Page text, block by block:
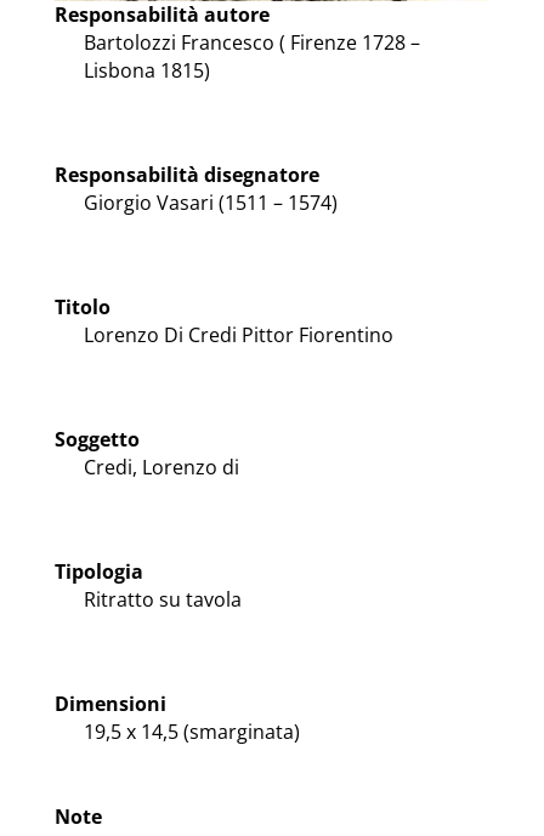
Responsabilità autore
Bartolozzi Francesco ( Firenze 1728 –
Lisbona 1815)
Responsabilità disegnatore
Giorgio Vasari (1511 – 1574)
Titolo
Lorenzo Di Credi Pittor Fiorentino
Soggetto
Credi, Lorenzo di
Tipologia
Ritratto su tavola
Dimensioni
19,5 x 14,5 (smarginata)
Note